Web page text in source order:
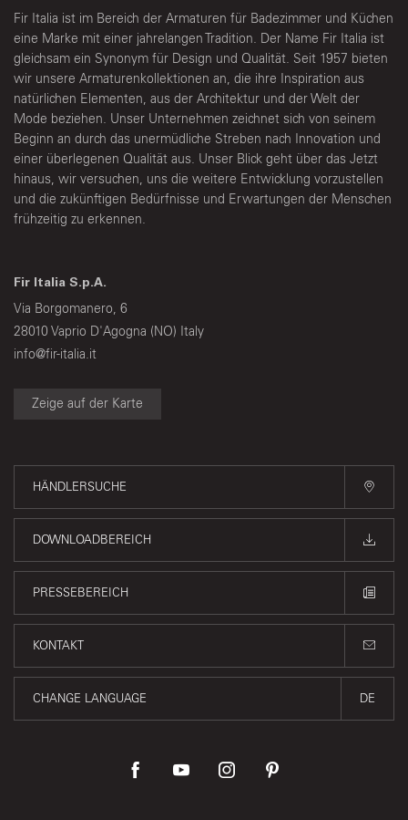
Fir Italia ist im Bereich der Armaturen für Badezimmer und Küchen
eine Marke mit einer jahrelangen Tradition. Der Name Fir Italia ist
gleichsam ein Synonym für Design und Qualität. Seit 1957 bieten
wir unsere Armaturenkollektionen an, die ihre Inspiration aus
natürlichen Elementen, aus der Architektur und der Welt der
Mode beziehen. Unser Unternehmen zeichnet sich von seinem
Beginn an durch das unermüdliche Streben nach Innovation und
einer überlegenen Qualität aus. Unser Blick geht über das Jetzt
hinaus, wir versuchen, uns die weitere Entwicklung vorzustellen
und die zukünftigen Bedürfnisse und Erwartungen der Menschen
frühzeitig zu erkennen.
Fir Italia S.p.A.
Via Borgomanero, 6
28010 Vaprio D'Agogna (NO) Italy
info@fir-italia.it
Zeige auf der Karte
HÄNDLERSUCHE
DOWNLOADBEREICH
PRESSEBEREICH
KONTAKT
CHANGE LANGUAGE DE